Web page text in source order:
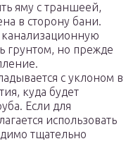
яму с траншеей,
в сторону бани.
грунтом, но прежде
с уклоном в
куда будет
Если для
использовать
тщательно